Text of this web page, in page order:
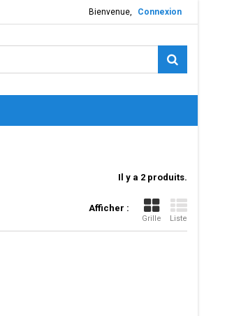
Bienvenue, Connexion
Il y a 2 produits.
Afficher :
Grille Liste